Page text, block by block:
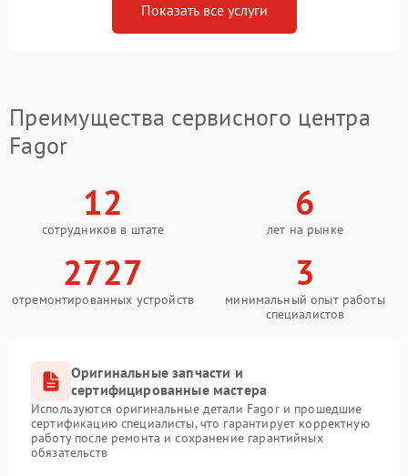
Показать все услуги
Преимущества сервисного центра
Fagor
12
сотрудников в штате
6
лет на рынке
2727
отремонтированных устройств
3
минимальный опыт работы
специалистов
Оригинальные запчасти и
сертифицированные мастера
Используются оригинальные детали Fagor и прошедшие
сертификацию специалисты, что гарантирует корректную
работу после ремонта и сохранение гарантийных
обязательств